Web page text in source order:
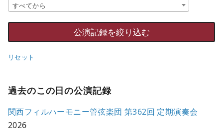
すべてから
リセット
過去のこの日の公演記録
関西フィルハーモニー管弦楽団 第362回 定期演奏会
2026